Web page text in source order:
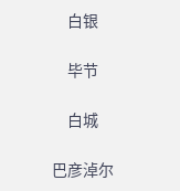
白银
毕节
白城
巴彦淖尔